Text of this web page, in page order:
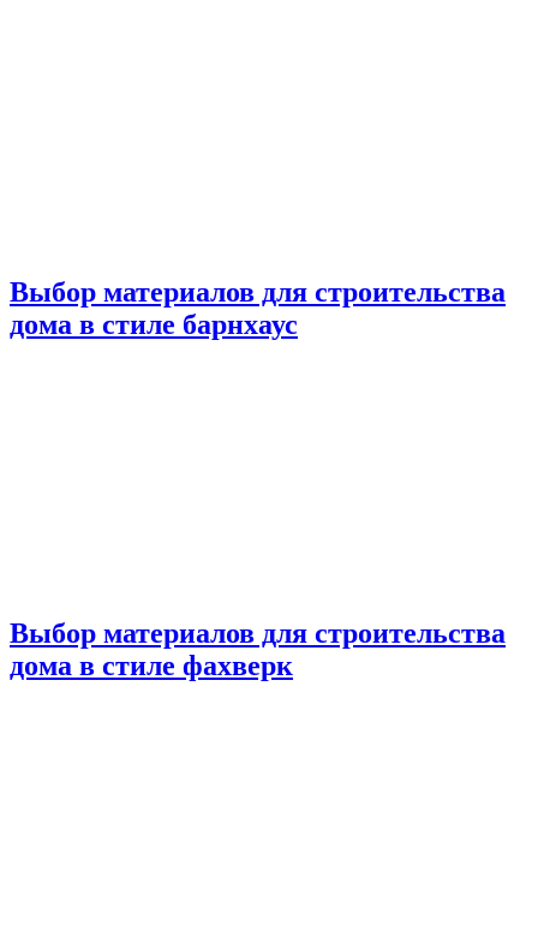
Выбор материалов для строительства
дома в стиле барнхаус
Выбор материалов для строительства
дома в стиле фахверк